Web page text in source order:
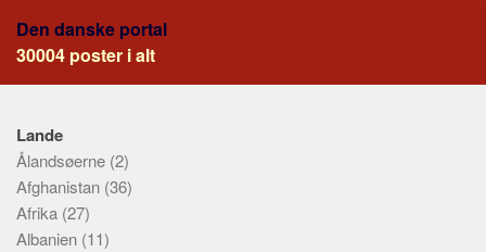
Den danske portal
30004 poster i alt
Lande
Ålandsøerne (2)
Afghanistan (36)
Afrika (27)
Albanien (11)